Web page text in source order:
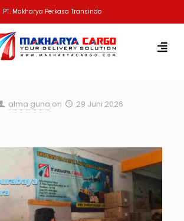
PT. Makharya Perkasa Transindo
alma guna on 29 Juni 2026